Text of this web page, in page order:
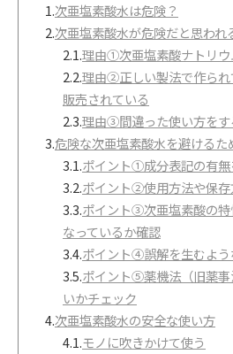
1.次亜塩素酸水は危険？
2.次亜塩素酸水が危険だと思われ
2.1.理由①次亜塩素酸ナトリ
2.2.理由②正しい製法で作ら
販売されている
2.3.理由③間違った使い方をす
3.危険な次亜塩素酸水を避けるた
3.1.ポイント①成分表記の有
3.2.ポイント②使用方法や保
3.3.ポイント③次亜塩素酸の
なっているか確認
3.4.ポイント④誤解を生むよ
3.5.ポイント⑤薬機法（旧薬
いかチェック
4.次亜塩素酸水の安全な使い方
4.1.モノに吹きかけて使う